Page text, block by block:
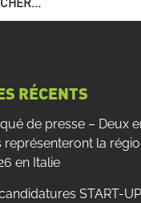
RÉCENTS
de presse – Deux
représenteront la
en Italie
START-